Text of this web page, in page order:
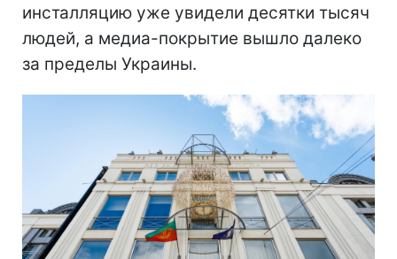
инсталляцию уже увидели десятки тысяч
людей, а медиа-покрытие вышло далеко
за пределы Украины.